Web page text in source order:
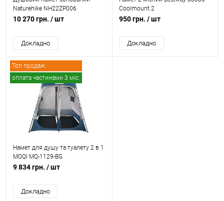
Naturehike NH22ZP006
10 270 грн. / шт
Докладно
Coolmount 2
950 грн. / шт
Докладно
Топ продаж
оплата частинами 3 міс.
Намет для душу та туалету 2 в 1
MOQI MQ-1129-BG
9 834 грн. / шт
Докладно